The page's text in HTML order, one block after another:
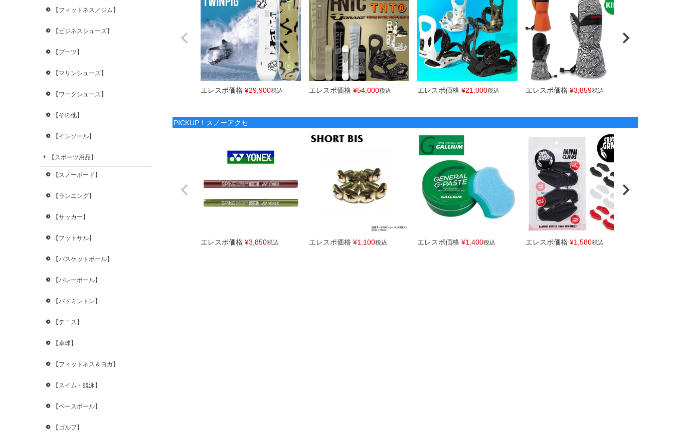
【フィットネス／ジム】
【ビジネスシューズ】
【ブーツ】
【マリンシューズ】
【ワークシューズ】
【その他】
【インソール】
【スポーツ用品】
【スノーボード】
【ランニング】
【サッカー】
【フットサル】
【バスケットボール】
【バレーボール】
【バドミントン】
【テニス】
【卓球】
【フィットネス＆ヨガ】
【スイム・競泳】
【ベースボール】
【ゴルフ】
エレスポ価格 ¥29,900税込 エレスポ価格 ¥54,000税込 エレスポ価格 ¥21,000税込 エレスポ価格 ¥3,859税込
PICKUP！スノーアクセ
エレスポ価格 ¥3,850税込 エレスポ価格 ¥1,100税込 エレスポ価格 ¥1,400税込 エレスポ価格 ¥1,580税込